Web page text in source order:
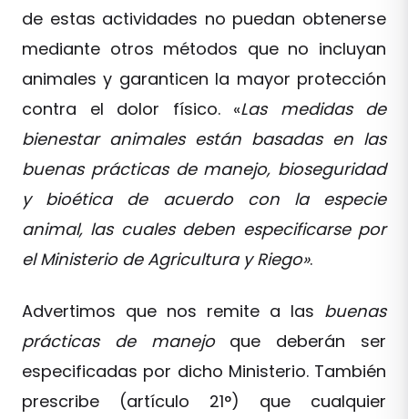
de estas actividades no puedan obtenerse
mediante otros métodos que no incluyan
animales y garanticen la mayor protección
contra el dolor físico. «Las medidas de
bienestar animales están basadas en las
buenas prácticas de manejo, bioseguridad
y bioética de acuerdo con la especie
animal, las cuales deben especificarse por
el Ministerio de Agricultura y Riego».
Advertimos que nos remite a las buenas
prácticas de manejoque deberán ser
especificadas por dicho Ministerio. También
prescribe (artículo 21°) que cualquier